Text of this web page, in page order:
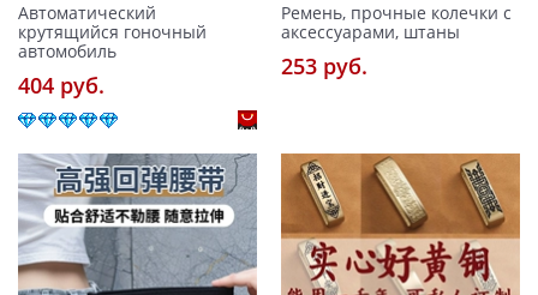
Автоматический
крутящийся гоночный
автомобиль
404 pуб.
Ремень, прочные колечки с
аксессуарами, штаны
253 pуб.